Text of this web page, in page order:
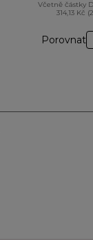
Včetně částky
314,13 Kč
Porovnat